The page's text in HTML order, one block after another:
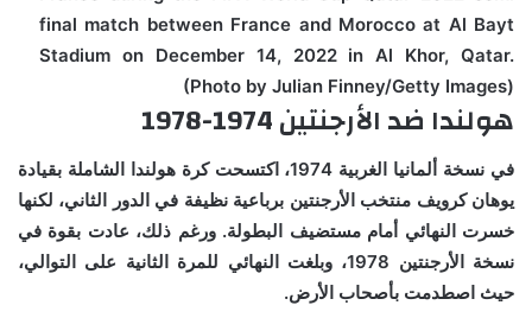
هولندا ضد الأرجنتين 1974-1978
في نسخة ألمانيا الغربية 1974، اكتسحت كرة هولندا الشاملة بقيادة
يوهان كرويف منتخب الأرجنتين برباعية نظيفة في الدور الثاني، لكنها
خسرت النهائي أمام مستضيف البطولة. ورغم ذلك، عادت بقوة في
نسخة الأرجنتين 1978، وبلغت النهائي للمرة الثانية على التوالي،
حيث اصطدمت بأصحاب الأرض.